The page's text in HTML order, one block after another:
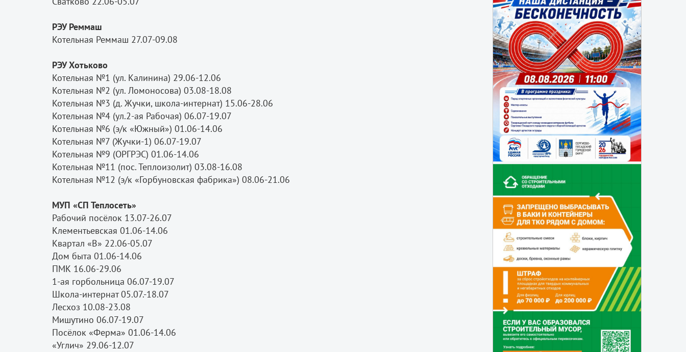
РЭУ Реммаш
Котельная Реммаш 27.07-09.08
РЭУ Хотьково
Котельная №1 (ул. Калинина) 29.06-12.06
Котельная №2 (ул. Ломоносова) 03.08-18.08
Котельная №3 (д. Жучки, школа-интернат) 15.06-28.06
Котельная №4 (ул.2-ая Рабочая) 06.07-19.07
Котельная №6 (э/к «Южный») 01.06-14.06
Котельная №7 (Жучки-1) 06.07-19.07
Котельная №9 (ОРГРЭС) 01.06-14.06
Котельная №11 (пос. Теплоизолит) 03.08-16.08
Котельная №12 (э/к «Горбуновская фабрика») 08.06-21.06
МУП «СП Теплосеть»
Рабочий посёлок 13.07-26.07
Клементьевская 01.06-14.06
Квартал «В» 22.06-05.07
Дом быта 01.06-14.06
ПМК 16.06-29.06
1-ая горбольница 06.07-19.07
Школа-интернат 05.07.-18.07
Лесхоз 10.08-23.08
Мишутино 06.07-19.07
Посёлок «Ферма» 01.06-14.06
«Углич» 29.06-12.07